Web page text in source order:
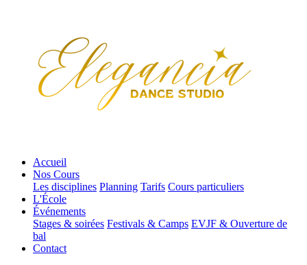
Accueil
Nos Cours
Les disciplines Planning Tarifs Cours particuliers
L'École
Événements
Stages & soirées Festivals & Camps EVJF & Ouverture de
bal
Contact